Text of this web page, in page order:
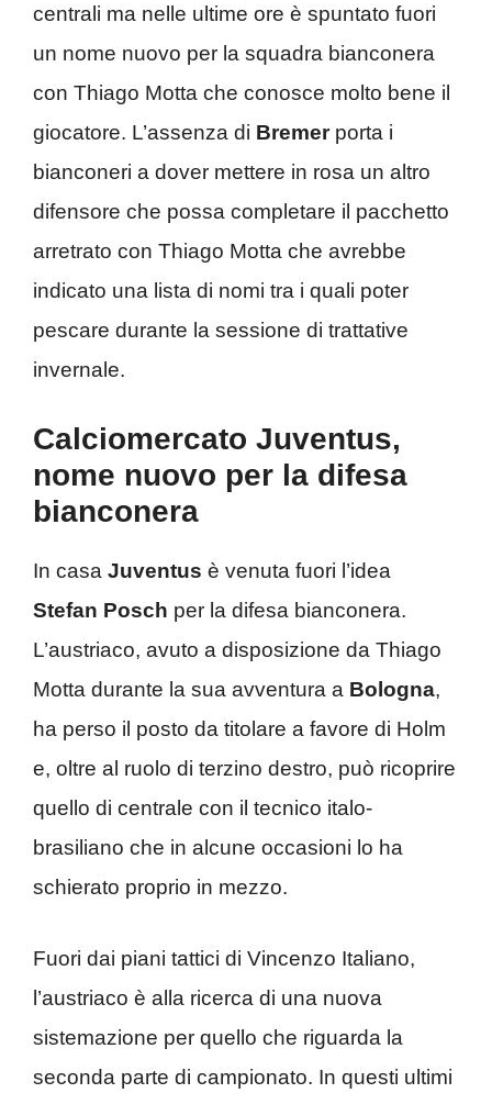
centrali ma nelle ultime ore è spuntato fuori
un nome nuovo per la squadra bianconera
con Thiago Motta che conosce molto bene il
giocatore. L’assenza di Bremerporta i
bianconeri a dover mettere in rosa un altro
difensore che possa completare il pacchetto
arretrato con Thiago Motta che avrebbe
indicato una lista di nomi tra i quali poter
pescare durante la sessione di trattative
invernale.
Calciomercato Juventus,
nome nuovo per la difesa
bianconera
In casa Juventus è venuta fuori l’idea
Stefan Posch per la difesa bianconera.
L’austriaco, avuto a disposizione da Thiago
Motta durante la sua avventura a Bologna,
ha perso il posto da titolare a favore di Holm
e, oltre al ruolo di terzino destro, può ricoprire
quello di centrale con il tecnico italo-
brasiliano che in alcune occasioni lo ha
schierato proprio in mezzo.
Fuori dai piani tattici di Vincenzo Italiano,
l’austriaco è alla ricerca di una nuova
sistemazione per quello che riguarda la
seconda parte di campionato. In questi ultimi